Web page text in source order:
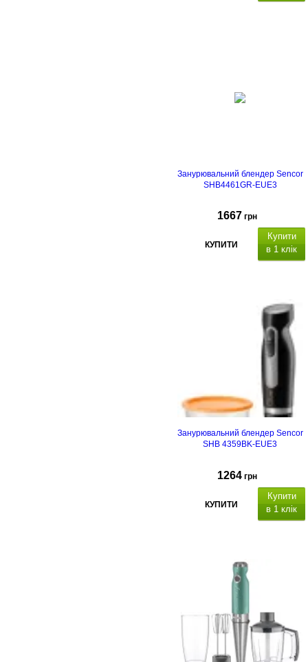
Занурювальний блендер Sencor
SHB4461GR-EUE3
1667 грн
КУПИТИ
Купити
в 1 клік
Занурювальний блендер Sencor
SHB 4359BK-EUE3
1264 грн
КУПИТИ
Купити
в 1 клік